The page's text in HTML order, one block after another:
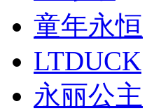
童年永恒
LTDUCK
​永丽公主